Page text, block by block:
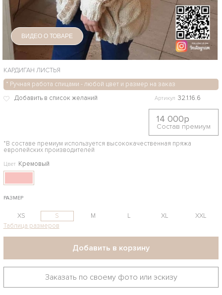
ВИДЕО О ТОВАРЕ
КАРДИГАН ЛИСТЬЯ
* Ручная работа спицами - любой цвет и размер на заказ
Артикул 32.1.16.6
14 000р
Состав премиум
*В составе премиум используется высококачественная пряжа
европейских производителей
Цвет Кремовый
РАЗМЕР
XS S M L XL
XXL
Таблица размеров
Добавить в корзину
Заказать по своему фото или эскизу